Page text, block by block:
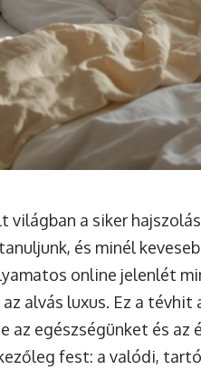
világban a siker
és minél
online jelenlét
alvás luxus. Ez a
az egészségünket és az
fest: a valódi,